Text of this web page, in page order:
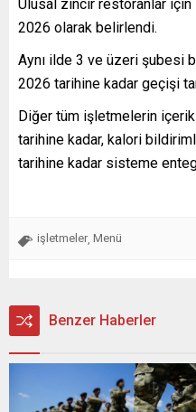
Ulusal zincir restoranlar
2026 olarak belirlendi.
Aynı ilde 3 ve üzeri şubesi
2026 tarihine kadar geçişi
Diğer tüm işletmelerin
tarihine kadar, kalori
tarihine kadar sisteme
işletmeler Menü
Benzer Haberler